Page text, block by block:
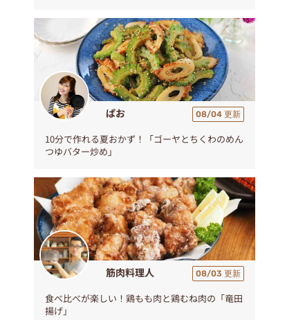
ぱお 08/04 更新
10分で作れる夏おかず！「ゴーヤとちくわのめん
つゆバター炒め」
筋肉料理人 08/03 更新
食べ比べが楽しい！鶏もも肉と鶏むね肉の「竜田
揚げ」